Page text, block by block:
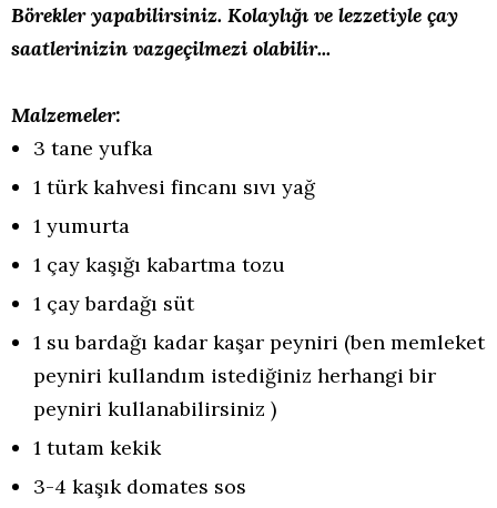
Börekler yapabilirsiniz. Kolaylığı ve lezzetiyle çay
saatlerinizin vazgeçilmezi olabilir...
Malzemeler:
3 tane yufka
1 türk kahvesi fincanı sıvı yağ
1 yumurta
1 çay kaşığı kabartma tozu
1 çay bardağı süt
1 su bardağı kadar kaşar peyniri (ben memleket
peyniri kullandım istediğiniz herhangi bir
peyniri kullanabilirsiniz )
1 tutam kekik
3-4 kaşık domates sos